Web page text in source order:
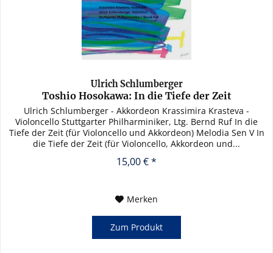
Ulrich Schlumberger
Toshio Hosokawa: In die Tiefe der Zeit
Ulrich Schlumberger - Akkordeon Krassimira Krasteva -
Violoncello Stuttgarter Philharminiker, Ltg. Bernd Ruf In die
Tiefe der Zeit (für Violoncello und Akkordeon) Melodia Sen V In
die Tiefe der Zeit (für Violoncello, Akkordeon und...
15,00 € *
Merken
Zum Produkt